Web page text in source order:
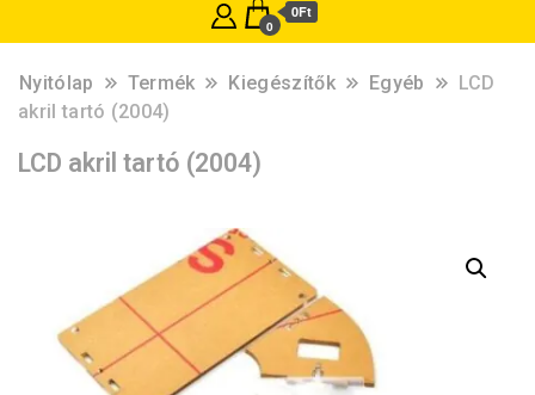
0
0Ft
Nyitólap Termék Kiegészítők Egyéb
LCD
akril tartó (2004)
LCD akril tartó (2004)